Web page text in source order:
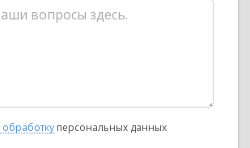
обработку персональных данных